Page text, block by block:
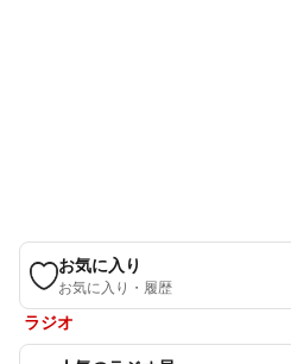
お気に入り
お気に入り・履歴
ラジオ